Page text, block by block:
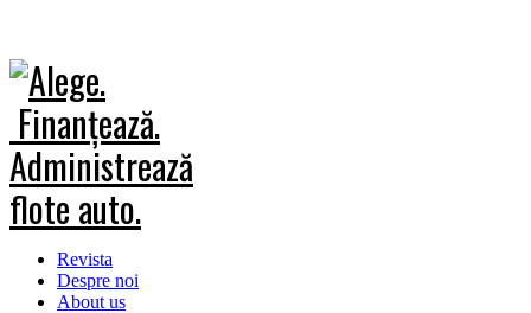
Revista
Despre noi
About us